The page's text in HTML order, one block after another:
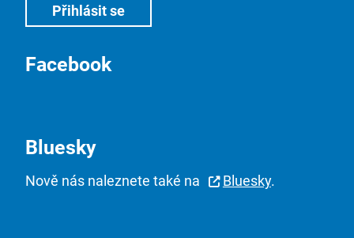
Facebook
Bluesky
Nově nás naleznete také na Bluesky.